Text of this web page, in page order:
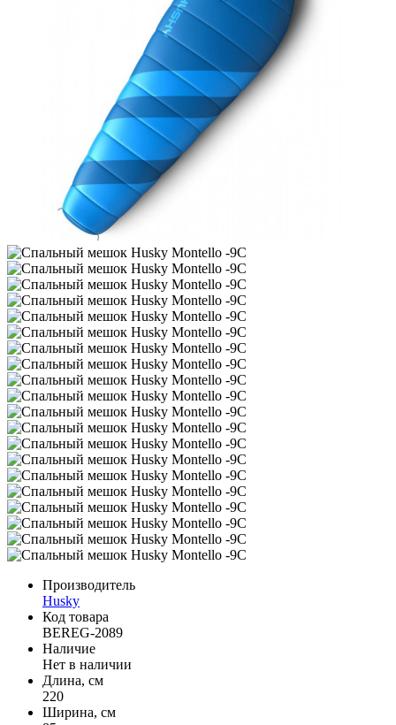
Производитель
Husky
Код товара
BEREG-2089
Наличие
Нет в наличии
Длина, см
220
Ширина, см